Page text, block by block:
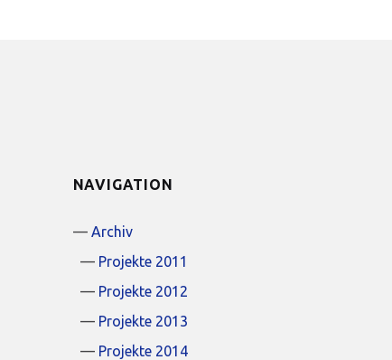
NAVIGATION
Archiv
Projekte 2011
Projekte 2012
Projekte 2013
Projekte 2014